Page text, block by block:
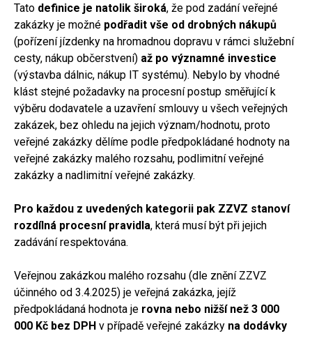
Tato definice je natolik široká, že pod zadání veřejné
zakázky je možné podřadit vše od drobných nákupů
(pořízení jízdenky na hromadnou dopravu v rámci služební
cesty, nákup občerstvení) až po významné investice
(výstavba dálnic, nákup IT systému). Nebylo by vhodné
klást stejné požadavky na procesní postup směřující k
výběru dodavatele a uzavření smlouvy u všech veřejných
zakázek, bez ohledu na jejich význam/hodnotu, proto
veřejné zakázky dělíme podle předpokládané hodnoty na
veřejné zakázky malého rozsahu, podlimitní veřejné
zakázky a nadlimitní veřejné zakázky.
Pro každou z uvedených kategorii pak ZZVZ stanoví
rozdílná procesní pravidla, která musí být při jejich
zadávání respektována.
Veřejnou zakázkou malého rozsahu (dle znění ZZVZ
účinného od 3.4.2025) je veřejná zakázka, jejíž
předpokládaná hodnota je rovna nebo nižší než 3 000
000 Kč bez DPH v případě veřejné zakázky na dodávky